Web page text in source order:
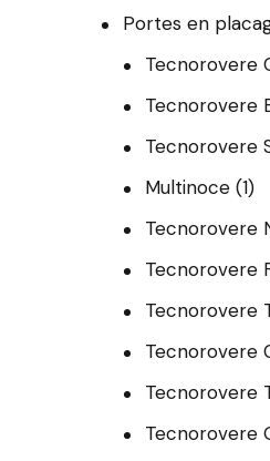
Portes en
Tecnorovere
Tecnorovere
Tecnorovere
Multinoce (1)
Tecnorovere
Tecnorovere
Tecnorovere
Tecnorovere
Tecnorovere
Tecnorovere